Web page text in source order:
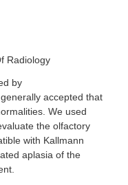
Radiology
by
accepted that
We used
the olfactory
with Kallmann
aplasia of the